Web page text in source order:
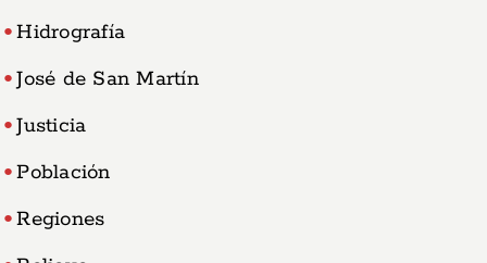
Hidrografía
José de San Martín
Justicia
Población
Regiones